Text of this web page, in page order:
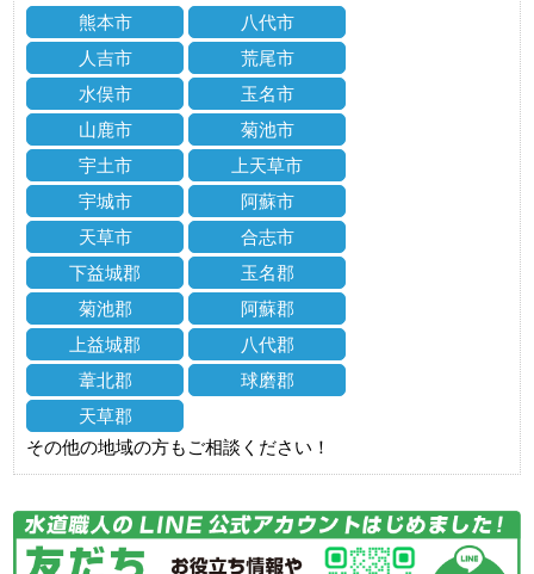
熊本市
八代市
人吉市
荒尾市
水俣市
玉名市
山鹿市
菊池市
宇土市
上天草市
宇城市
阿蘇市
天草市
合志市
下益城郡
玉名郡
菊池郡
阿蘇郡
上益城郡
八代郡
葦北郡
球磨郡
天草郡
その他の地域の方もご相談ください！